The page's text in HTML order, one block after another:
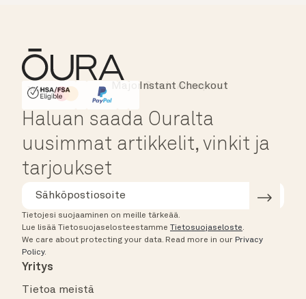
HSA/FSA Eligible
Affirm
Instant Checkout
Haluan saada Ouralta
uusimmat artikkelit, vinkit ja
tarjoukset
Tietojesi suojaaminen on meille tärkeää.
Lue lisää Tietosuojaselosteestamme Tietosuojaseloste.
We care about protecting your data. Read more in our Privacy
Policy.
Yritys
Tietoa meistä